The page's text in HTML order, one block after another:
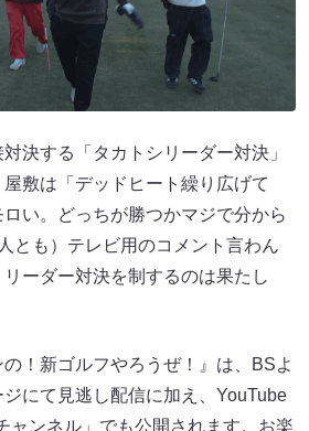
決する「タカトシリーダー対決」
敷は「デッドヒート繰り広げて
い。どっちが勝つかマジで分から
とも）テレビ用のコメント言わん
ーダー対決を制するのは果たし
の！新ゴルフやろうぜ！』は、BSよ
にて見逃し配信に加え、YouTube
ャンネル」でも公開されます。お楽